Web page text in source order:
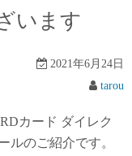
います
2021年6月24日
tarou
カード ダイレク
ルのご紹介です。